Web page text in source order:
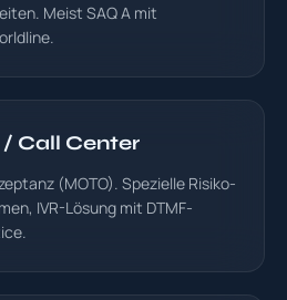
Meist SAQ A mit
Call Center
(MOTO). Spezielle Risiko-
IVR-Lösung mit DTMF-